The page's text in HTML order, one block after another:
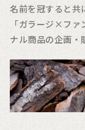
名前を冠すると共
「ガラージ×フ
ナル商品の企画・